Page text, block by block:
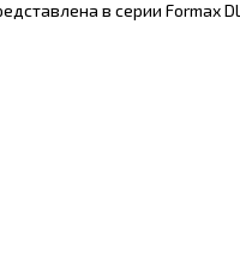
в серии Formax DL